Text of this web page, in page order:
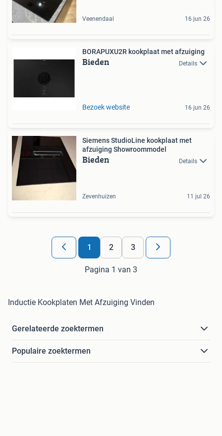
Veenendaal 16 jun 26
BORAPUXU2R kookplaat met afzuiging
Bieden Details
Bezoek website 16 jun 26
Siemens StudioLine kookplaat met
afzuiging Showroommodel
Bieden Details
Zevenhuizen 11 jul 26
1 2 3
Pagina 1 van 3
Inductie Kookplaten Met Afzuiging Vinden
Gerelateerde zoektermen
Populaire zoektermen